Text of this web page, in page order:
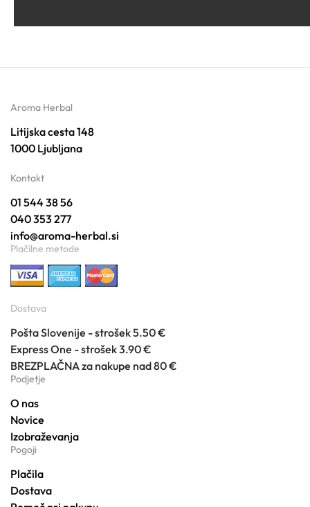
Aroma Herbal
Litijska cesta 148
1000 Ljubljana
Kontakt
01 544 38 56
040 353 277
info@aroma-herbal.si
Plačilne metode
Dostava
Pošta Slovenije - strošek 5.50 €
Express One - strošek 3.90 €
BREZPLAČNA za nakupe nad 80 €
Podjetje
O nas
Novice
Izobraževanja
Pogoji
Plačila
Dostava